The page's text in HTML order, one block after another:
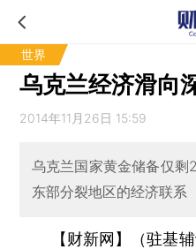
世界
乌克兰经济滑向
2014年11月26日 15:59
乌克兰国家黄金储备仅
东部分裂地区的经济联系
【财新网】（驻基